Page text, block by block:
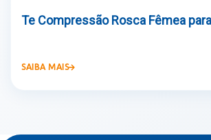
Te Compressão Rosca Fêmea
SAIBA MAIS